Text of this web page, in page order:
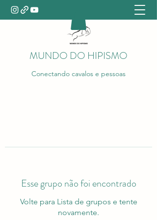
MUNDO DO HIPISMO
Conectando cavalos e pessoas
Esse grupo não foi encontrado
Volte para Lista de grupos e tente
novamente.